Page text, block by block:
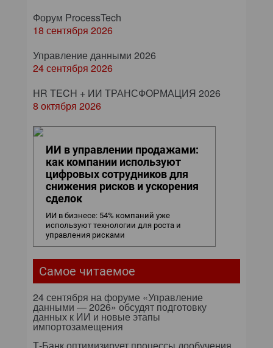
Форум ProcessTech
18 сентября 2026
Управление данными 2026
24 сентября 2026
HR TECH + ИИ ТРАНСФОРМАЦИЯ 2026
8 октября 2026
ИИ в управлении продажами:
как компании используют
цифровых сотрудников для
снижения рисков и ускорения
сделок
ИИ в бизнесе: 54% компаний уже
используют технологии для роста и
управления рисками
Самое читаемое
24 сентября на форуме «Управление
данными — 2026» обсудят подготовку
данных к ИИ и новые этапы
импортозамещения
Т-Банк оптимизирует процессы дообучения